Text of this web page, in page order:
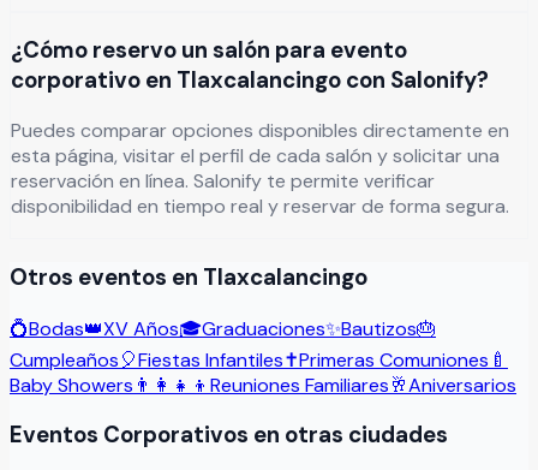
¿Cómo reservo un salón para evento
corporativo en Tlaxcalancingo con Salonify?
Puedes comparar opciones disponibles directamente en
esta página, visitar el perfil de cada salón y solicitar una
reservación en línea. Salonify te permite verificar
disponibilidad en tiempo real y reservar de forma segura.
Otros eventos en Tlaxcalancingo
💍Bodas👑XV Años🎓Graduaciones✨Bautizos🎂
Cumpleaños🎈Fiestas Infantiles✝️Primeras Comuniones 🍼
Baby Showers 👨‍👩‍👧‍👦 Reuniones Familiares🥂Aniversarios
Eventos Corporativos en otras ciudades